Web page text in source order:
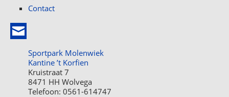
Contact
Sportpark Molenwiek
Kantine ’t Korfien
Kruistraat 7
8471 HH Wolvega
Telefoon: 0561-614747